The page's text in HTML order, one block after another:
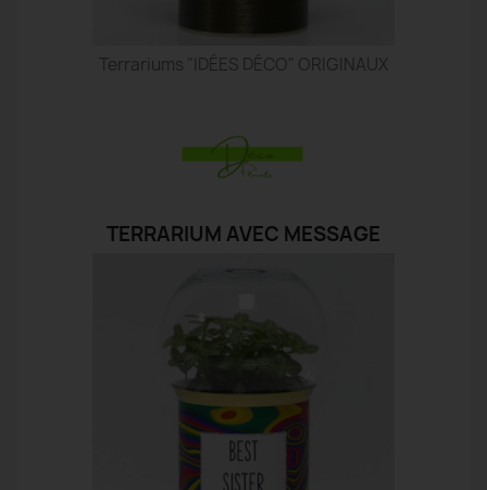
Terrariums "IDÉES DÉCO" ORIGINAUX
TERRARIUM AVEC MESSAGE